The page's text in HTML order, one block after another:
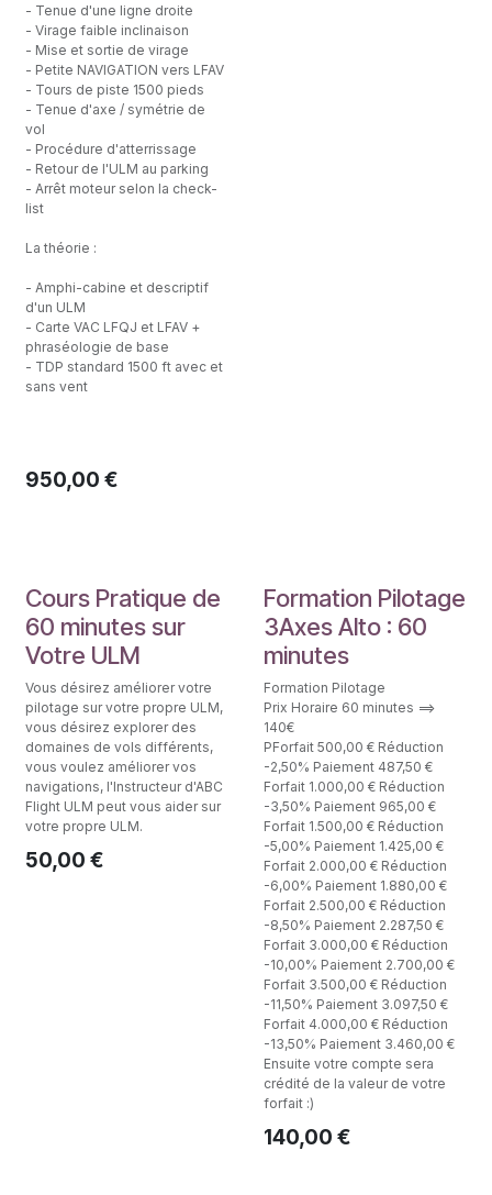
- Tenue d'une ligne droite
- Virage faible inclinaison
- Mise et sortie de virage
- Petite NAVIGATION vers LFAV
- Tours de piste 1500 pieds
- Tenue d'axe / symétrie de
vol
- Procédure d'atterrissage
- Retour de l'ULM au parking
- Arrêt moteur selon la check-
list
La théorie :
- Amphi-cabine et descriptif
d'un ULM
- Carte VAC LFQJ et LFAV +
phraséologie de base
- TDP standard 1500 ft avec et
sans vent
950,00 €
Fomation Pilote
Cours Pratique de
60 minutes sur
Votre ULM
Vous désirez améliorer votre
pilotage sur votre propre ULM,
vous désirez explorer des
domaines de vols différents,
vous voulez améliorer vos
navigations, l'Instructeur d'ABC
Flight ULM peut vous aider sur
votre propre ULM.
50,00 €
Fomation Pilote
Formation Pilotage
3Axes Alto : 60
minutes
Formation Pilotage
Prix Horaire 60 minutes ==>
140€
PForfait 500,00 € Réduction
-2,50% Paiement 487,50 €
Forfait 1.000,00 € Réduction
-3,50% Paiement 965,00 €
Forfait 1.500,00 € Réduction
-5,00% Paiement 1.425,00 €
Forfait 2.000,00 € Réduction
-6,00% Paiement 1.880,00 €
Forfait 2.500,00 € Réduction
-8,50% Paiement 2.287,50 €
Forfait 3.000,00 € Réduction
-10,00% Paiement 2.700,00 €
Forfait 3.500,00 € Réduction
-11,50% Paiement 3.097,50 €
Forfait 4.000,00 € Réduction
-13,50% Paiement 3.460,00 €
Ensuite votre compte sera
crédité de la valeur de votre
forfait :)
140,00 €